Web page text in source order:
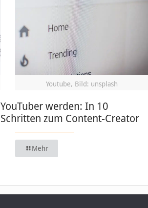
Youtube, Bild: unsplash
YouTuber werden: In 10
Schritten zum Content-Creator
Mehr